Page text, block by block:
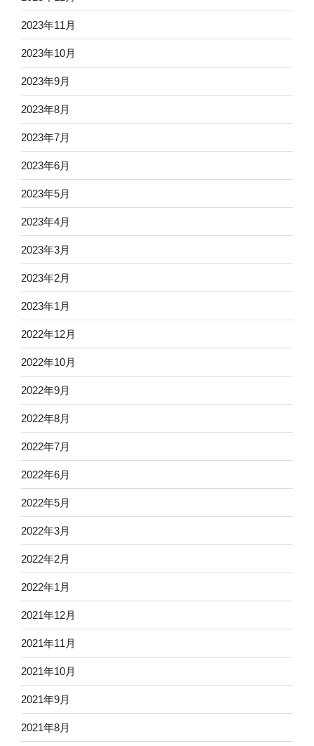
2023年11月
2023年10月
2023年9月
2023年8月
2023年7月
2023年6月
2023年5月
2023年4月
2023年3月
2023年2月
2023年1月
2022年12月
2022年10月
2022年9月
2022年8月
2022年7月
2022年6月
2022年5月
2022年3月
2022年2月
2022年1月
2021年12月
2021年11月
2021年10月
2021年9月
2021年8月